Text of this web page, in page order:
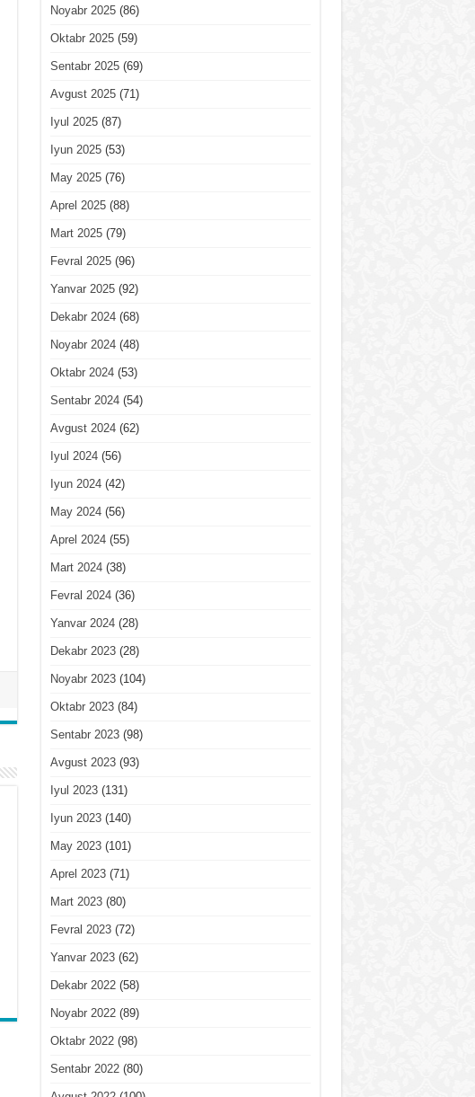
Noyabr 2025(86)
Oktabr 2025(59)
Sentabr 2025(69)
Avgust 2025(71)
Iyul 2025(87)
Iyun 2025(53)
May 2025(76)
Aprel 2025(88)
Mart 2025(79)
Fevral 2025(96)
Yanvar 2025(92)
Dekabr 2024(68)
Noyabr 2024(48)
Oktabr 2024(53)
Sentabr 2024(54)
Avgust 2024(62)
Iyul 2024(56)
Iyun 2024(42)
May 2024(56)
Aprel 2024(55)
Mart 2024(38)
Fevral 2024(36)
Yanvar 2024(28)
Dekabr 2023(28)
Noyabr 2023(104)
Oktabr 2023(84)
Sentabr 2023(98)
Avgust 2023(93)
Iyul 2023(131)
Iyun 2023(140)
May 2023(101)
Aprel 2023(71)
Mart 2023(80)
Fevral 2023(72)
Yanvar 2023(62)
Dekabr 2022(58)
Noyabr 2022(89)
Oktabr 2022(98)
Sentabr 2022(80)